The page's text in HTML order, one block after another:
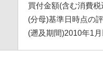
買付金額(含む消費
(分母)基準日時点の
(遡及期間)2010年1